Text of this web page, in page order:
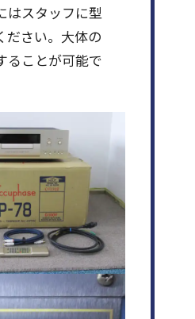
はスタッフに型
ださい。大体の
ることが可能で